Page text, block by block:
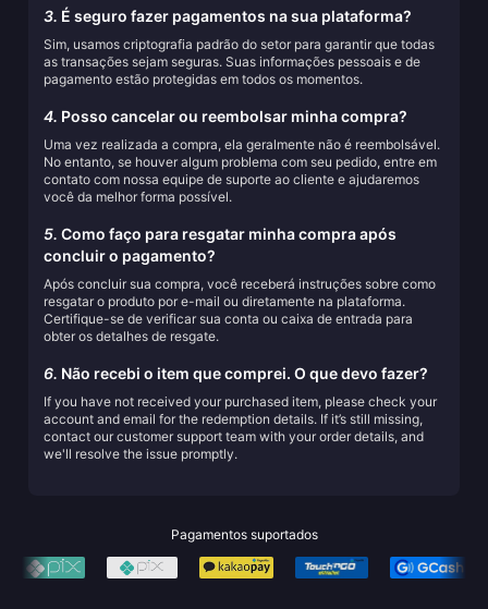
3. É seguro fazer pagamentos na sua plataforma?
Sim, usamos criptografia padrão do setor para garantir que todas
as transações sejam seguras. Suas informações pessoais e de
pagamento estão protegidas em todos os momentos.
4. Posso cancelar ou reembolsar minha compra?
Uma vez realizada a compra, ela geralmente não é reembolsável.
No entanto, se houver algum problema com seu pedido, entre em
contato com nossa equipe de suporte ao cliente e ajudaremos
você da melhor forma possível.
5. Como faço para resgatar minha compra após
concluir o pagamento?
Após concluir sua compra, você receberá instruções sobre como
resgatar o produto por e-mail ou diretamente na plataforma.
Certifique-se de verificar sua conta ou caixa de entrada para
obter os detalhes de resgate.
6. Não recebi o item que comprei. O que devo fazer?
If you have not received your purchased item, please check your
account and email for the redemption details. If it’s still missing,
contact our customer support team with your order details, and
we'll resolve the issue promptly.
Pagamentos suportados